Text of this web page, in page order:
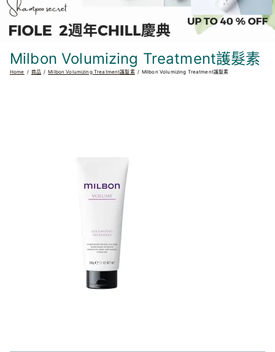
Milbon Volumizing Treatment護髮素
Home 商品 Milbon Volumizing Treatment護髮素 Milbon Volumizing Treatment護髮素